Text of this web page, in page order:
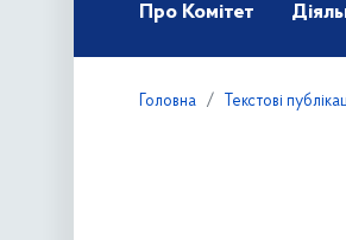
Про Комітет
Головна Текстові